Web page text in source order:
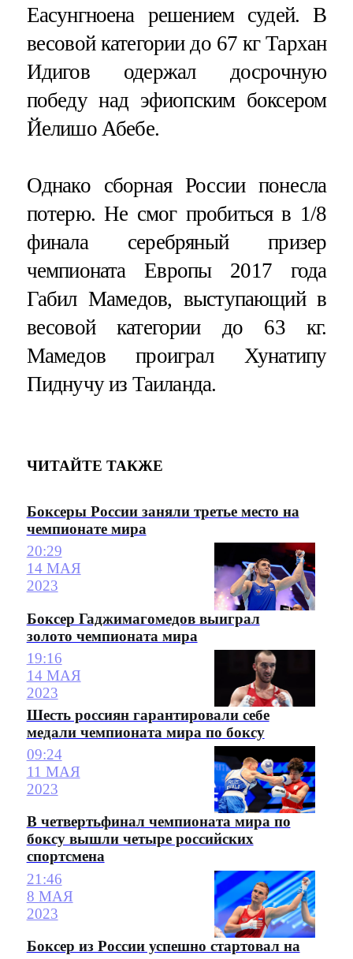
Еасунгноена решением судей. В
весовой категории до 67 кг Тархан
Идигов одержал досрочную
победу над эфиопским боксером
Йелишо Абебе.
Однако сборная России понесла
потерю. Не смог пробиться в 1/8
финала серебряный призер
чемпионата Европы 2017 года
Габил Мамедов, выступающий в
весовой категории до 63 кг.
Мамедов проиграл Хунатипу
Пиднучу из Таиланда.
ЧИТАЙТЕ ТАКЖЕ
Боксеры России заняли третье место на
чемпионате мира
20:29
14 МАЯ
2023
Боксер Гаджимагомедов выиграл
золото чемпионата мира
19:16
14 МАЯ
2023
Шесть россиян гарантировали себе
медали чемпионата мира по боксу
09:24
11 МАЯ
2023
В четвертьфинал чемпионата мира по
боксу вышли четыре российских
спортсмена
21:46
8 МАЯ
2023
Боксер из России успешно стартовал на